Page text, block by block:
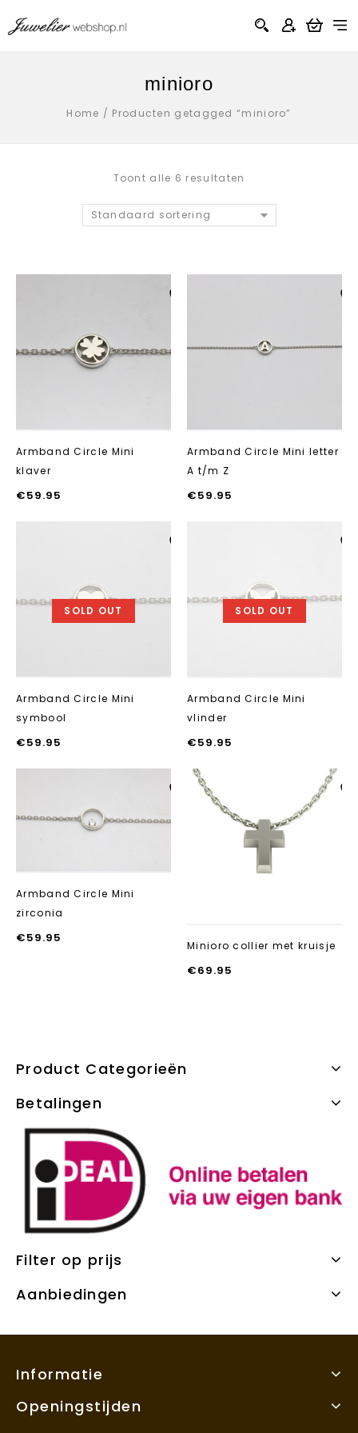
minioro
Home / Producten getagged “minioro”
Toont alle 6 resultaten
Standaard sortering
Armband Circle Mini
klaver
€59.95
Armband Circle Mini letter
A t/m Z
€59.95
SOLD OUT
Armband Circle Mini
symbool
€59.95
SOLD OUT
Armband Circle Mini
vlinder
€59.95
Armband Circle Mini
zirconia
€59.95
Minioro collier met kruisje
€69.95
Product Categorieën
Betalingen
Filter op prijs
Aanbiedingen
Informatie
Openingstijden